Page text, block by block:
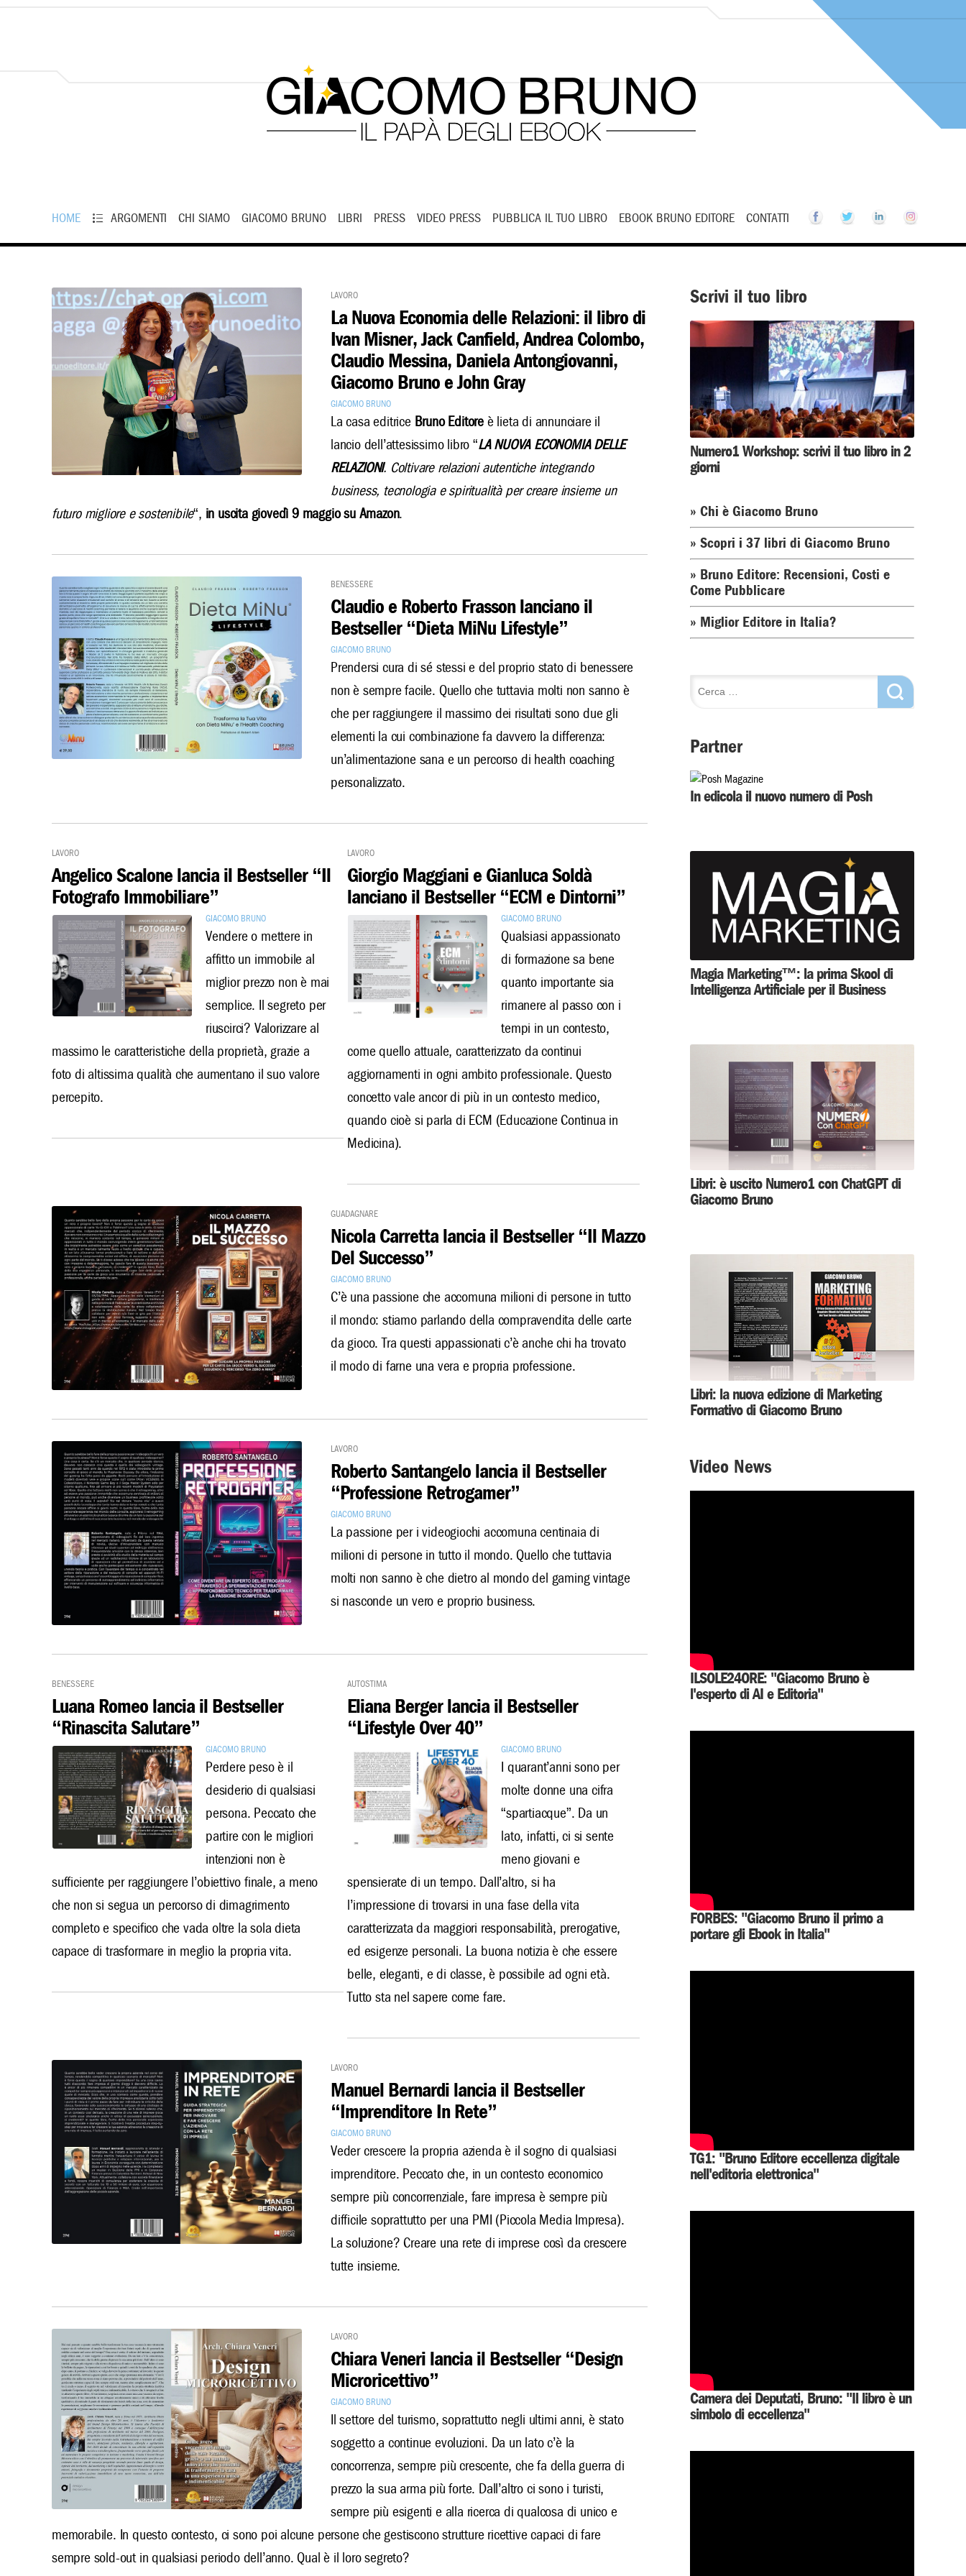
HOME ARGOMENTI CHI SIAMO GIACOMO BRUNO LIBRI PRESS VIDEO PRESS PUBBLICA IL TUO LIBRO EBOOK BRUNO EDITORE CONTATTI
Lavoro
La Nuova Economia delle Relazioni: il libro di
Ivan Misner, Jack Canfield, Andrea Colombo,
Claudio Messina, Daniela Antongiovanni,
Giacomo Bruno e John Gray
Giacomo Bruno
La casa editrice Bruno Editore è lieta di annunciare il
lancio dell’attesissimo libro “LA NUOVA ECONOMIA DELLE
RELAZIONI. Coltivare relazioni autentiche integrando
business, tecnologia e spiritualità per creare insieme un
futuro migliore e sostenibile“, in uscita giovedì 9 maggio su Amazon.
Benessere
Claudio e Roberto Frasson lanciano il
Bestseller “Dieta MiNu Lifestyle”
Giacomo Bruno
Prendersi cura di sé stessi e del proprio stato di benessere
non è sempre facile. Quello che tuttavia molti non sanno è
che per raggiungere il massimo dei risultati sono due gli
elementi la cui combinazione fa davvero la differenza:
un’alimentazione sana e un percorso di health coaching
personalizzato.
Lavoro
Angelico Scalone lancia il Bestseller “Il
Fotografo Immobiliare”
Giacomo Bruno
Vendere o mettere in
affitto un immobile al
miglior prezzo non è mai
semplice. Il segreto per
riuscirci? Valorizzare al
massimo le caratteristiche della proprietà, grazie a
foto di altissima qualità che aumentano il suo valore
percepito.
Lavoro
Giorgio Maggiani e Gianluca Soldà
lanciano il Bestseller “ECM e Dintorni”
Giacomo Bruno
Qualsiasi appassionato
di formazione sa bene
quanto importante sia
rimanere al passo con i
tempi in un contesto,
come quello attuale, caratterizzato da continui
aggiornamenti in ogni ambito professionale. Questo
concetto vale ancor di più in un contesto medico,
quando cioè si parla di ECM (Educazione Continua in
Medicina).
Guadagnare
Nicola Carretta lancia il Bestseller “Il Mazzo
Del Successo”
Giacomo Bruno
C’è una passione che accomuna milioni di persone in tutto
il mondo: stiamo parlando della compravendita delle carte
da gioco. Tra questi appassionati c’è anche chi ha trovato
il modo di farne una vera e propria professione.
Lavoro
Roberto Santangelo lancia il Bestseller
“Professione Retrogamer”
Giacomo Bruno
La passione per i videogiochi accomuna centinaia di
milioni di persone in tutto il mondo. Quello che tuttavia
molti non sanno è che dietro al mondo del gaming vintage
si nasconde un vero e proprio business.
Benessere
Luana Romeo lancia il Bestseller
“Rinascita Salutare”
Giacomo Bruno
Perdere peso è il
desiderio di qualsiasi
persona. Peccato che
partire con le migliori
intenzioni non è
sufficiente per raggiungere l’obiettivo finale, a meno
che non si segua un percorso di dimagrimento
completo e specifico che vada oltre la sola dieta
capace di trasformare in meglio la propria vita.
Autostima
Eliana Berger lancia il Bestseller
“Lifestyle Over 40”
Giacomo Bruno
I quarant’anni sono per
molte donne una cifra
“spartiacque”. Da un
lato, infatti, ci si sente
meno giovani e
spensierate di un tempo. Dall’altro, si ha
l’impressione di trovarsi in una fase della vita
caratterizzata da maggiori responsabilità, prerogative,
ed esigenze personali. La buona notizia è che essere
belle, eleganti, e di classe, è possibile ad ogni età.
Tutto sta nel sapere come fare.
Lavoro
Manuel Bernardi lancia il Bestseller
“Imprenditore In Rete”
Giacomo Bruno
Veder crescere la propria azienda è il sogno di qualsiasi
imprenditore. Peccato che, in un contesto economico
sempre più concorrenziale, fare impresa è sempre più
difficile soprattutto per una PMI (Piccola Media Impresa).
La soluzione? Creare una rete di imprese così da crescere
tutte insieme.
Lavoro
Chiara Veneri lancia il Bestseller “Design
Microricettivo”
Giacomo Bruno
Il settore del turismo, soprattutto negli ultimi anni, è stato
soggetto a continue evoluzioni. Da un lato c’è la
concorrenza, sempre più crescente, che fa della guerra di
prezzo la sua arma più forte. Dall’altro ci sono i turisti,
sempre più esigenti e alla ricerca di qualcosa di unico e
memorabile. In questo contesto, ci sono poi alcune persone che gestiscono strutture ricettive capaci di fare
sempre sold-out in qualsiasi periodo dell’anno. Qual è il loro segreto?
Scrivi il tuo libro
Numero1 Workshop: scrivi il tuo libro in 2
giorni
» Chi è Giacomo Bruno
» Scopri i 37 libri di Giacomo Bruno
» Bruno Editore: Recensioni, Costi e
Come Pubblicare
» Miglior Editore in Italia?
Partner
In edicola il nuovo numero di Posh
Magia Marketing™: la prima Skool di
Intelligenza Artificiale per il Business
Libri: è uscito Numero1 con ChatGPT di
Giacomo Bruno
Libri: la nuova edizione di Marketing
Formativo di Giacomo Bruno
Video News
ILSOLE24ORE: "Giacomo Bruno è
l'esperto di AI e Editoria"
FORBES: "Giacomo Bruno il primo a
portare gli Ebook in Italia"
TG1: "Bruno Editore eccellenza digitale
nell'editoria elettronica"
Camera dei Deputati, Bruno: "Il libro è un
simbolo di eccellenza"